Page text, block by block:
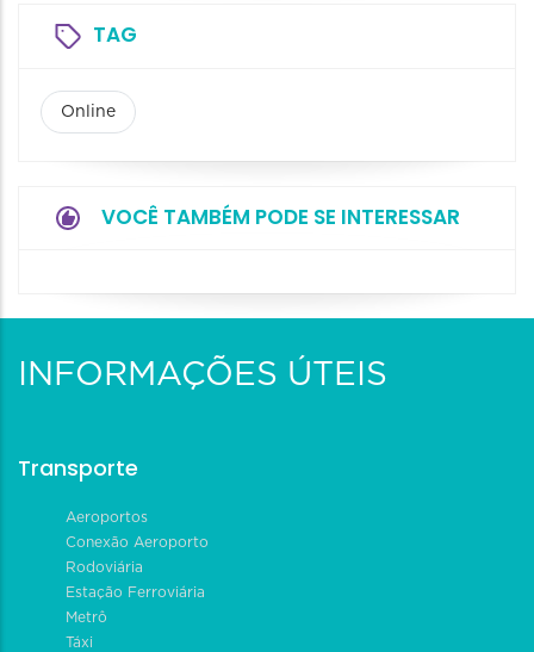
TAG
Online
VOCÊ TAMBÉM PODE SE INTERESSAR
INFORMAÇÕES ÚTEIS
Transporte
Aeroportos
Conexão Aeroporto
Rodoviária
Estação Ferroviária
Metrô
Táxi